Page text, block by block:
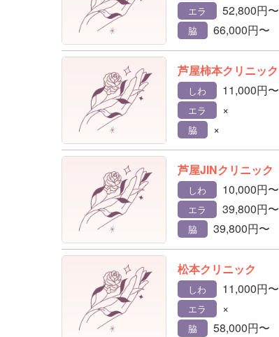
エラ 52,800円〜
脇 66,000円〜
芦屋柿本クリニック
しわ 11,000円〜
エラ ×
脇 ×
芦屋JINクリニック
しわ 10,000円〜
エラ 39,800円〜
脇 39,800円〜
松本クリニック
しわ 11,000円〜
エラ ×
脇 58,000円〜